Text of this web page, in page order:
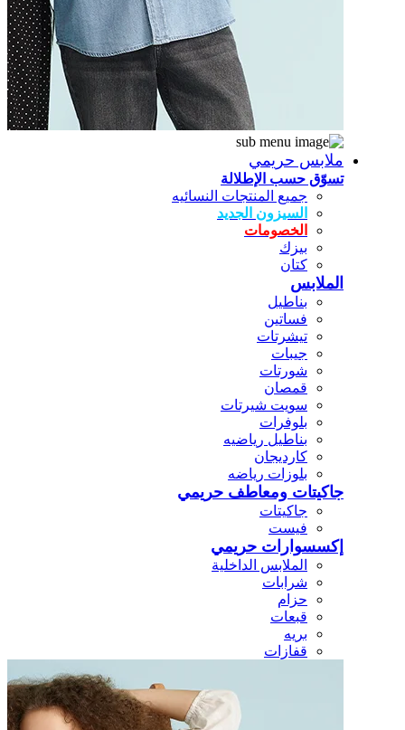
ملابس حريمي
تسوّق حسب الإطلالة
جميع المنتجات النسائيه
السيزون الجديد
الخصومات
بيزك
كتان
الملابس
بناطيل
فساتين
تيشرتات
جيبات
شورتات
قمصان
سويت شيرتات
بلوفرات
بناطيل رياضيه
كارديجان
بلوزات رياضه
جاكيتات ومعاطف حريمي
جاكيتات
فيست
إكسسوارات حريمي
الملابس الداخلية
شرابات
حزام
قبعات
بريه
قفازات